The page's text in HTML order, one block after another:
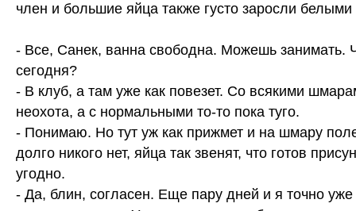
член и большие яйца также густо заросли
- Все, Санек, ванна свободна. Можешь занимать.
сегодня?
- В клуб, а там уже как повезет. Со всякими
неохота, а с нормальными то-то пока туго.
- Понимаю. Но тут уж как прижмет и на шмару
долго никого нет, яйца так звенят, что готов
угодно.
- Да, блин, согласен. Еще пару дней и я точно